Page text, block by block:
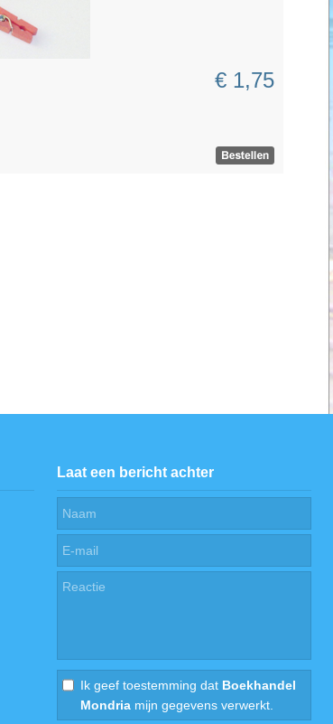
€ 1,75
Laat een bericht achter
Ik geef toestemming dat Boekhandel
Mondria mijn gegevens verwerkt.